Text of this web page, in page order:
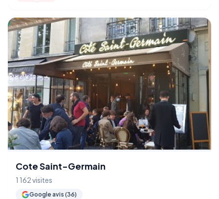
Cote Saint-Germain
1 162 visites
Google avis (36)